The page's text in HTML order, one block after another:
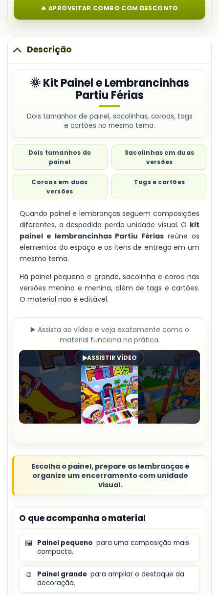
Alunos
de
Férias
Copa
Mundo
🔥 APROVEITAR COMBO COM DESCONTO
Descrição
🌞 Kit Painel e Lembrancinhas
Partiu Férias
Dois tamanhos de painel, sacolinhas, coroas, tags
e cartões no mesmo tema.
Dois tamanhos de
painel
Sacolinhas em duas
versões
Coroas em duas
versões
Tags e cartões
Quando painel e lembranças seguem composições
diferentes, a despedida perde unidade visual. O kit
painel e lembrancinhas Partiu Férias reúne os
elementos do espaço e os itens de entrega em um
mesmo tema.
Há painel pequeno e grande, sacolinha e coroa nas
versões menino e menina, além de tags e cartões.
O material não é editável.
▶️ Assista ao vídeo e veja exatamente como o
material funciona na prática.
ASSISTIR VÍDEO
Escolha o painel, prepare as lembranças e
organize um encerramento com unidade
visual.
O que acompanha o material
🖼️ Painel pequeno para uma composição mais
compacta.
🎨 Painel grande para ampliar o destaque da
decoração.